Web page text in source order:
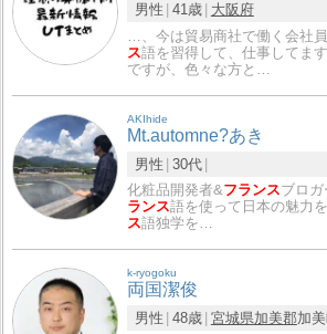
男性 41歳
大阪府
…、今は貿易商社で働く会社
ス語を習得して、仕事してま
ですが、色々な方と…
AKIhide
Mt.automne?あき
男性 30代
化粧品開発者&フランスブロガ
ランス語を使って日本の魅力
ス語独学を…
k-ryogoku
両国潔俊
男性 48歳 宮城県加美郡加